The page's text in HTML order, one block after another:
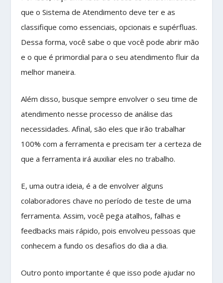
que o Sistema de Atendimento deve ter e as
classifique como essenciais, opcionais e supérfluas.
Dessa forma, você sabe o que você pode abrir mão
e o que é primordial para o seu atendimento fluir da
melhor maneira.
Além disso, busque sempre envolver o seu time de
atendimento nesse processo de análise das
necessidades. Afinal, são eles que irão trabalhar
100% com a ferramenta e precisam ter a certeza de
que a ferramenta irá auxiliar eles no trabalho.
E, uma outra ideia, é a de envolver alguns
colaboradores chave no período de teste de uma
ferramenta. Assim, você pega atalhos, falhas e
feedbacks mais rápido, pois envolveu pessoas que
conhecem a fundo os desafios do dia a dia.
Outro ponto importante é que isso pode ajudar no